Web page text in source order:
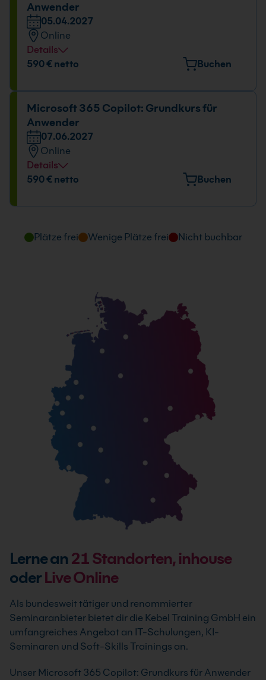
Anwender
05.04.2027
Online
Details
Datum und Uhrzeit
590 € netto Buchen
Microsoft 365 Copilot: Grundkurs für
Anwender
07.06.2027
Online
Details
Datum und Uhrzeit
590 € netto Buchen
Plätze frei Wenige Plätze frei Nicht buchbar
Lerne an 21Standorten, inhouse
oderLive Online
Als bundesweit tätiger und renommierter
Seminaranbieter bietet dir die Kebel Training GmbH ein
umfangreiches Angebot an IT-Schulungen, KI-
Seminaren und Soft-Skills Trainings an.
Unser Microsoft 365 Copilot: Grundkurs für Anwender